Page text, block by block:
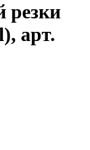
резки
арт.